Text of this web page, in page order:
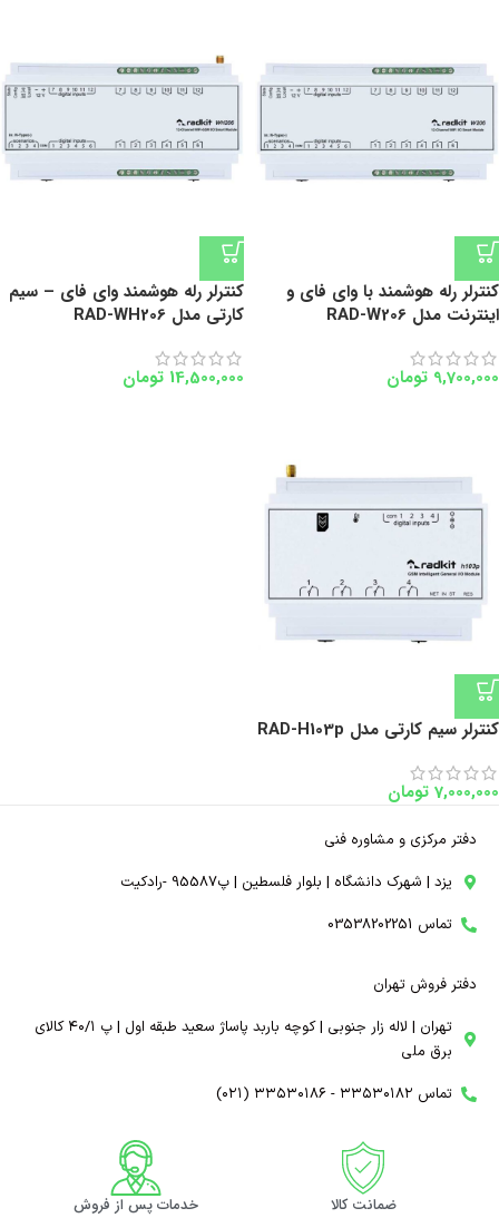
کنترلر رله هوشمند با وای فای و
اینترنت مدل RAD-W206
9,700,000 تومان
کنترلر رله هوشمند وای فای – سیم
کارتی مدل RAD-WH206
14,500,000 تومان
کنترلر سیم کارتی مدل RAD-H103p
7,000,000 تومان
دفتر مرکزی و مشاوره فنی
یزد | شهرک دانشگاه | بلوار فلسطین | پ95587 -رادکیت
تماس 03538202251
دفتر فروش تهران
تهران | لاله زار جنوبی | کوچه باربد پاساژ سعید طبقه اول | پ ۴۰/۱ کالای
برق ملی
تماس ۳۳۵۳۰۱۸۲ - ۳۳۵۳۰۱۸۶ (۰۲۱)
ضمانت کالا خدمات پس از فروش